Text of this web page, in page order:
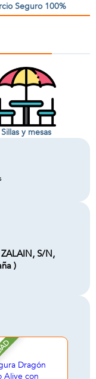
Seguro 100%
Sillas y mesas
S/N,
)